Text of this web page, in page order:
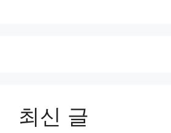
최신 글